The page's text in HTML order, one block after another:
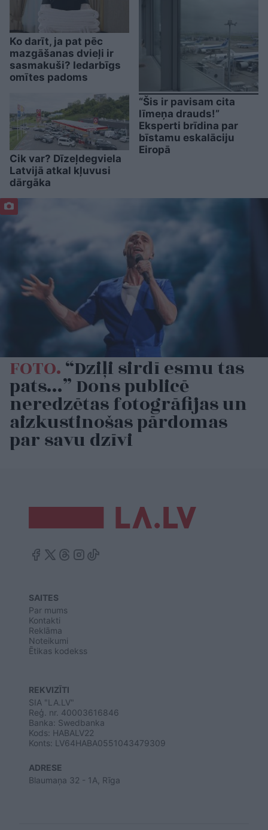
Ko darīt, ja pat pēc
mazgāšanas dvieļi ir
sasmakuši? Iedarbīgs
omītes padoms
Cik var? Dīzeļdegviela
Latvijā atkal kļuvusi
dārgāka
“Šis ir pavisam cita
līmeņa drauds!”
Eksperti brīdina par
bīstamu eskalāciju
Eiropā
FOTO.“Dziļi sirdī esmu tas
pats…” Dons publicē
neredzētas fotogrāfijas un
aizkustinošas pārdomas
par savu dzīvi
SAITES
Par mums
Kontakti
Reklāma
Noteikumi
Ētikas kodekss
REKVIZĪTI
SIA "LA.LV"
Reģ. nr. 40003616846
Banka: Swedbanka
Kods: HABALV22
Konts: LV64HABA0551043479309
ADRESE
Blaumaņa 32 - 1A, Rīga